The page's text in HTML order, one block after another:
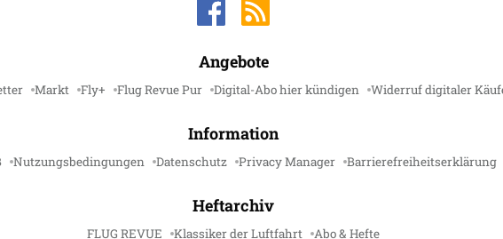
Angebote
Markt Fly+ Flug Revue Pur Digital-Abo hier kündigen Widerruf digitaler
Information
Nutzungsbedingungen Datenschutz Privacy Manager Barrierefreiheitserklärung
Heftarchiv
FLUG REVUE Klassiker der Luftfahrt Abo & Hefte